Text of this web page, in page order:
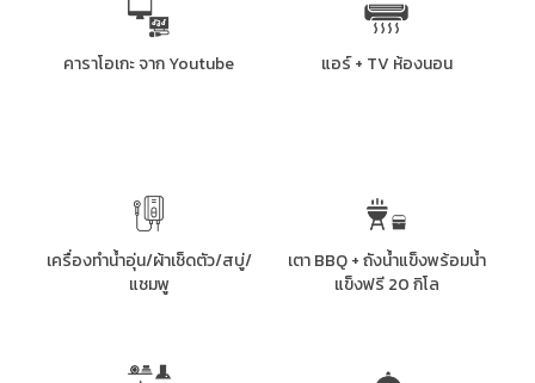
คาราโอเกะ จาก Youtube แอร์ + TV ห้องนอน
เครื่องทำน้ำอุ่น/ผ้าเช็ดตัว/สบู่/
แชมพู
เตา BBQ + ถังน้ำแข็งพร้อมน้ำ
แข็งฟรี 20 กิโล